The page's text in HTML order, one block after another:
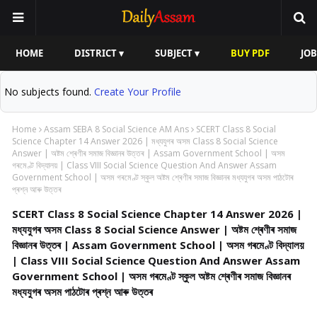
HOME DISTRICT ▾ SUBJECT ▾ BUY PDF
No subjects found. Create Your Profile
Home Assam SEBA 8 Social Science AM Ans
SCERT Class 8 Social
Science Chapter 14 Answer 2026 | মধ্যযুগৰ অসম Class 8 Social Science
Answer | অষ্টম শ্ৰেণীৰ সমাজ বিজ্ঞানৰ উত্তৰ | Assam Government School | অসম
গৰমেণ্ট বিদ্যালয় | Class VIII Social Science Question And Answer Assam
Government School | অসম গৰমেণ্ট স্কুল অষ্টম শ্ৰেণীৰ সমাজ বিজ্ঞানৰ মধ্যযুগৰ অসম পাঠটোৰ
প্ৰশ্ন আৰু উত্তৰ
SCERT Class 8 Social Science Chapter 14 Answer 2026 |
মধ্যযুগৰ অসম Class 8 Social Science Answer | অষ্টম শ্ৰেণীৰ সমাজ
বিজ্ঞানৰ উত্তৰ | Assam Government School | অসম গৰমেণ্ট বিদ্যালয়
| Class VIII Social Science Question And Answer Assam
Government School | অসম গৰমেণ্ট স্কুল অষ্টম শ্ৰেণীৰ সমাজ বিজ্ঞানৰ
মধ্যযুগৰ অসম পাঠটোৰ প্ৰশ্ন আৰু উত্তৰ